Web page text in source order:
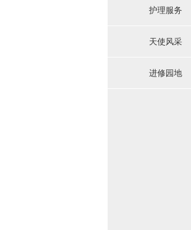
护理服务
天使风采
进修园地